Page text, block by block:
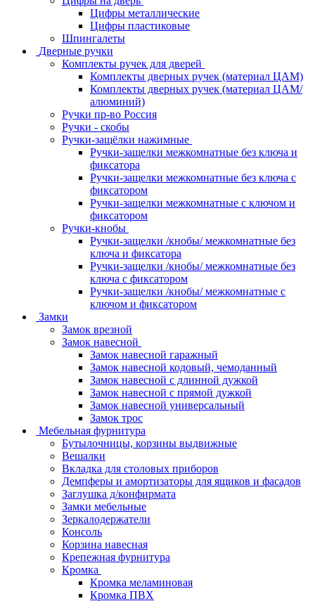
Цифры металлические
Цифры пластиковые
Шпингалеты
Дверные ручки
Комплекты ручек для дверей
Комплекты дверных ручек (материал ЦАМ)
Комплекты дверных ручек (материал ЦАМ/
алюминий)
Ручки пр-во Россия
Ручки - скобы
Ручки-защёлки нажимные
Ручки-защелки межкомнатные без ключа и
фиксатора
Ручки-защелки межкомнатные без ключа с
фиксатором
Ручки-защелки межкомнатные с ключом и
фиксатором
Ручки-кнобы
Ручки-защелки /кнобы/ межкомнатные без
ключа и фиксатора
Ручки-защелки /кнобы/ межкомнатные без
ключа с фиксатором
Ручки-защелки /кнобы/ межкомнатные с
ключом и фиксатором
Замки
Замок врезной
Замок навесной
Замок навесной гаражный
Замок навесной кодовый, чемоданный
Замок навесной с длинной дужкой
Замок навесной с прямой дужкой
Замок навесной универсальный
Замок трос
Мебельная фурнитура
Бутылочницы, корзины выдвижные
Вешалки
Вкладка для столовых приборов
Демпферы и амортизаторы для ящиков и фасадов
Заглушка д/конфирмата
Замки мебельные
Зеркалодержатели
Консоль
Корзина навесная
Крепежная фурнитура
Кромка
Кромка меламиновая
Кромка ПВХ